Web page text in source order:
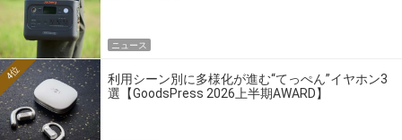
ニュース
利用シーン別に多様化が進む“てっぺん”イヤホン3
選【GoodsPress 2026上半期AWARD】
4位